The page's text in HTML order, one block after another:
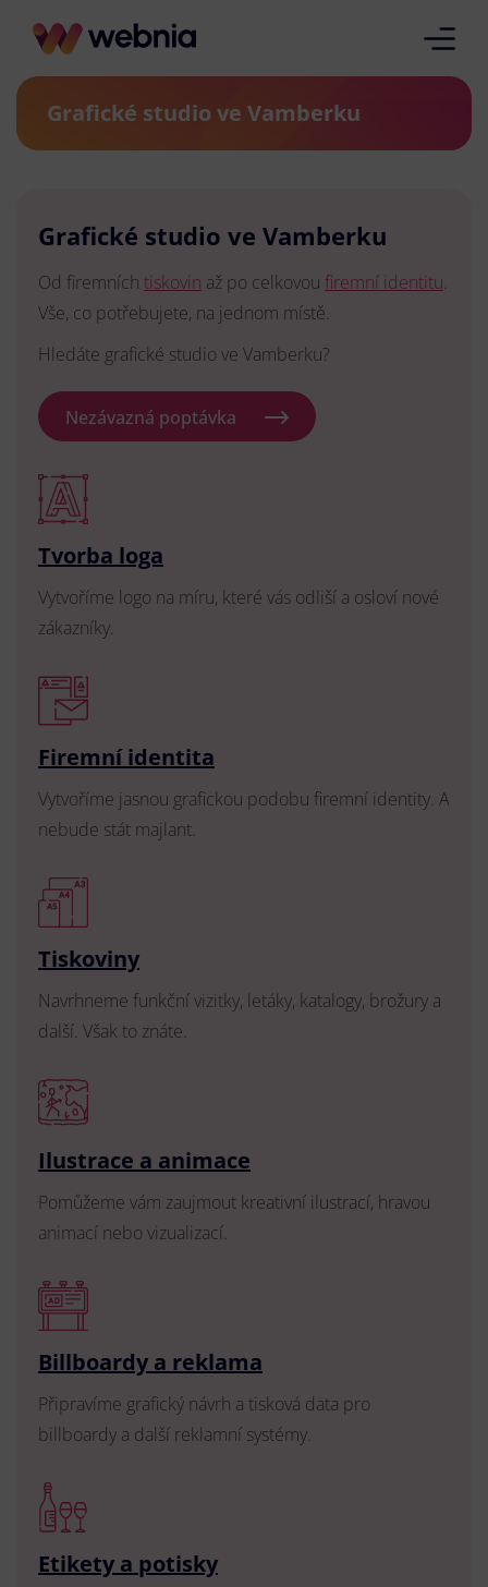
Grafické studio ve Vamberku
Grafické studio ve Vamberku
Od firemních tiskovin až po celkovou firemní identitu.
Vše, co potřebujete, na jednom místě.
Hledáte grafické studio ve Vamberku?
Nezávazná poptávka
Tvorba loga
Vytvoříme logo na míru, které vás odliší a osloví nové
zákazníky.
Firemní identita
Vytvoříme jasnou grafickou podobu firemní identity. A
nebude stát majlant.
Tiskoviny
Navrhneme funkční vizitky, letáky, katalogy, brožury a
další. Však to znáte.
Ilustrace a animace
Pomůžeme vám zaujmout kreativní ilustrací, hravou
animací nebo vizualizací.
Billboardy a reklama
Připravíme grafický návrh a tisková data pro
billboardy a další reklamní systémy.
Etikety a potisky